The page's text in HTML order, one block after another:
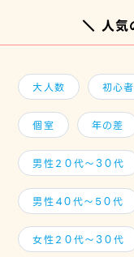
＼ 人気
大人数 初心
個室 年の差
男性２０代～３０代
男性４０代～５０代
女性２０代～３０代